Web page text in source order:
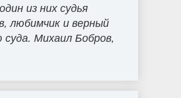
из них судья
любимчик и верный
Михаил Бобров,